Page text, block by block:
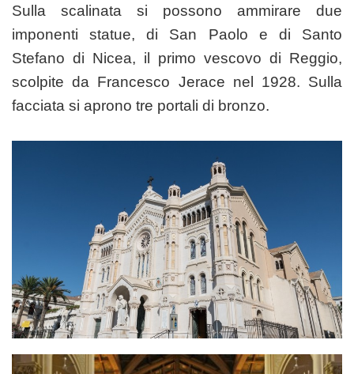
Sulla scalinata si possono ammirare due
imponenti statue, di San Paolo e di Santo
Stefano di Nicea, il primo vescovo di Reggio,
scolpite da Francesco Jerace nel 1928. Sulla
facciata si aprono tre portali di bronzo.